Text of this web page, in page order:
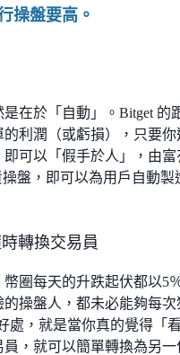
操盤要高。
在於「自動」。Bitget 的
利潤（或虧損），只要你
可以「假手於人」，由富
盤，即可以為用戶自動製
轉換交易員
圈每天的升跌起伏都以5
操盤人，都未必能夠每次
處，就是當你真的覺得「
，就可以簡單轉換為另一